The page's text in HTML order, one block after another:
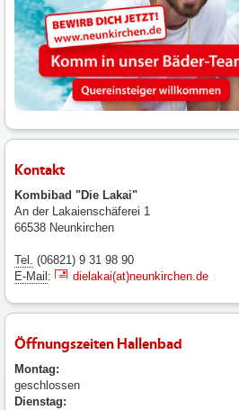
Kontakt
Kombibad "Die Lakai"
An der Lakaienschäferei 1
66538 Neunkirchen
Tel. (06821) 9 31 98 90
E-Mail : dielakai(at)neunkirchen.de
Öffnungszeiten Hallenbad
Montag:
geschlossen
Dienstag: